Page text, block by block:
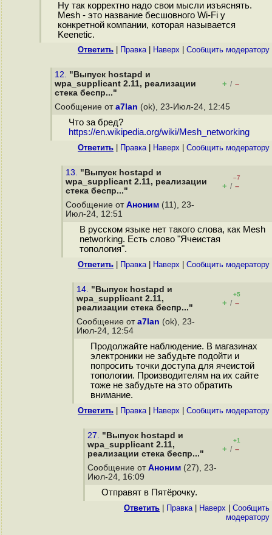
Ну так корректно надо свои мысли изъяснять.
Mesh - это название бесшовного Wi-Fi у
конкретной компании, которая называется
Keenetic.
Ответить Правка| Наверх Cообщить модератору
12. "Выпуск hostapd и
wpa_supplicant 2.11, реализации
стека беспр..."
+ / –
Сообщение от a7lan (ok), 23-Июл-24, 12:45
Что за бред?
https://en.wikipedia.org/wiki/Mesh_networking
Ответить Правка| Наверх Cообщить модератору
13. "Выпуск hostapd и
wpa_supplicant 2.11, реализации
стека беспр..."
–7
+ / –
Сообщение от Аноним (11), 23-
Июл-24, 12:51
В русском языке нет такого слова, как Mesh
networking. Есть слово "Ячеистая
топология".
Ответить Правка| Наверх Cообщить модератору
14. "Выпуск hostapd и
wpa_supplicant 2.11,
реализации стека беспр..."
+5
+ / –
Сообщение от a7lan (ok), 23-
Июл-24, 12:54
Продолжайте наблюдение. В магазинах
электроники не забудьте подойти и
попросить точки доступа для ячеистой
топологии. Производителям на их сайте
тоже не забудьте на это обратить
внимание.
Ответить Правка| Наверх Cообщить модератору
27. "Выпуск hostapd и
wpa_supplicant 2.11,
реализации стека беспр..."
+1
+ / –
Сообщение от Аноним (27), 23-
Июл-24, 16:09
Отправят в Пятёрочку.
Ответить Правка| Наверх
Cообщить
модератору